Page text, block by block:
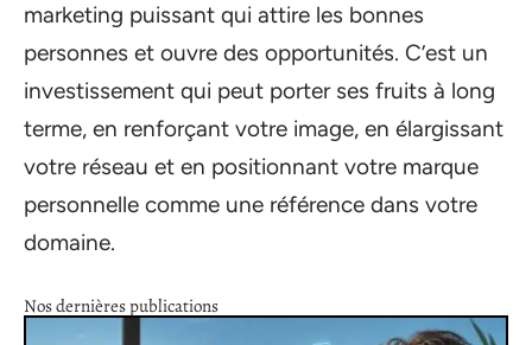
marketing puissant qui attire les bonnes
personnes et ouvre des opportunités. C’est un
investissement qui peut porter ses fruits à long
terme, en renforçant votre image, en élargissant
votre réseau et en positionnant votre marque
personnelle comme une référence dans votre
domaine.
Nos dernières publications